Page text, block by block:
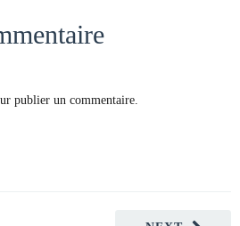
publier un commentaire.